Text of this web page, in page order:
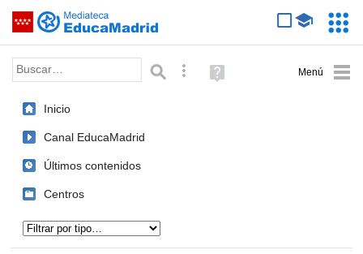
Saltar navegación
Palabra o frase: Búsqueda avanzada
Ayuda
(en
Inicio
Canal EducaMadrid
Últimos contenidos
Centros